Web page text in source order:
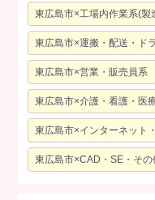
東広島市×工場内作業系(製
東広島市×運搬・配送・ド
東広島市×営業・販売員系
東広島市×介護・看護・医
東広島市×インターネット
東広島市×CAD・SE・そ